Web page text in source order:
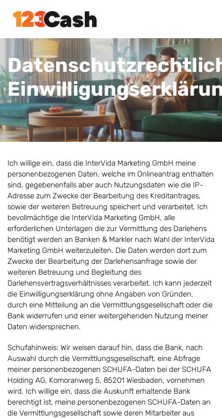
überspringen
Inhalt
springen
Ich willige ein, dass die InterVida Marketing GmbH meine
personenbezogenen Daten, welche im Onlineantrag enthalten
sind, gegebenenfalls aber auch Nutzungsdaten wie die IP-
Adresse zum Zwecke der Bearbeitung des Kreditantrages,
sowie der weiteren Betreuung speichert und verarbeitet. Ich
bevollmächtige die InterVida Marketing GmbH, alle
erforderlichen Unterlagen die zur Vermittlung des Darlehens
benötigt werden an Banken & Markler nach Wahl der InterVida
Marketing GmbH weiterzuleiten. Die Daten werden dort zum
Zwecke der Bearbeitung der Darlehensanfrage sowie der
weiteren Betreuung und Begleitung des
Darlehensvertragsverhältnisses verarbeitet. Ich kann jederzeit
die Einwilligungserklärung ohne Angaben von Gründen,
durch eine Mitteilung an die Vermittlungsgesellschaft oder die
Bank widerrufen und einer weitergehenden Nutzung meiner
Daten widersprechen.
Schufahinweis: Wir weisen darauf hin, dass die Bank, nach
Auswahl durch die Vermittlungsgesellschaft, eine Abfrage
meiner personenbezogenen SCHUFA-Daten bei der SCHUFA
Holding AG, Komoranweg 5, 85201 Wiesbaden, vornehmen
wird. Ich willige ein, dass die Auskunft erhaltende Bank
berechtigt ist, meine personenbezogenen SCHUFA-Daten an
die Vermittlungsgesellschaft sowie deren Mitarbeiter aus